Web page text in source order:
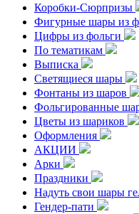
Коробки-Сюрпризы
Фигурные шары из
Цифры из фольги
По тематикам
Выписка
Светящиеся шары
Фонтаны из шаров
Фольгированные
Цветы из шариков
Оформления
АКЦИИ
Арки
Праздники
Надуть свои шары
Гендер-пати